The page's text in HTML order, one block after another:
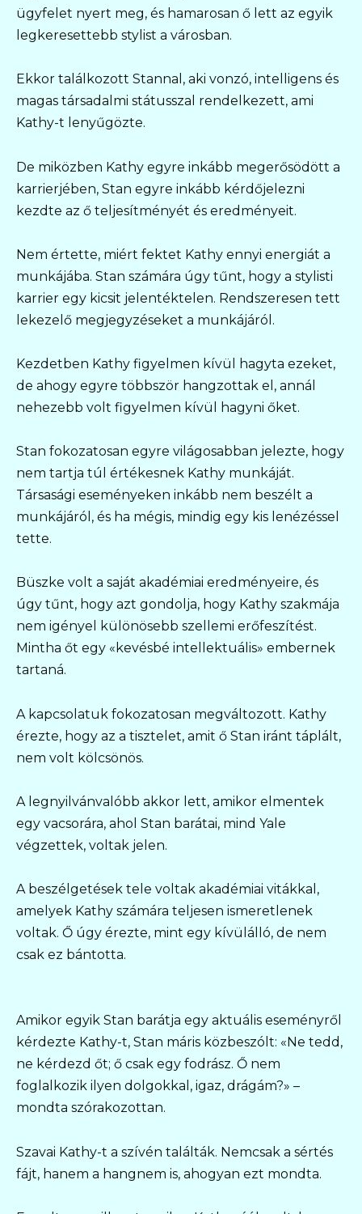
ügyfelet nyert meg, és hamarosan ő lett az egyik
legkeresettebb stylist a városban.
Ekkor találkozott Stannal, aki vonzó, intelligens és
magas társadalmi státusszal rendelkezett, ami
Kathy-t lenyűgözte.
De miközben Kathy egyre inkább megerősödött a
karrierjében, Stan egyre inkább kérdőjelezni
kezdte az ő teljesítményét és eredményeit.
Nem értette, miért fektet Kathy ennyi energiát a
munkájába. Stan számára úgy tűnt, hogy a stylisti
karrier egy kicsit jelentéktelen. Rendszeresen tett
lekezelő megjegyzéseket a munkájáról.
Kezdetben Kathy figyelmen kívül hagyta ezeket,
de ahogy egyre többször hangzottak el, annál
nehezebb volt figyelmen kívül hagyni őket.
Stan fokozatosan egyre világosabban jelezte, hogy
nem tartja túl értékesnek Kathy munkáját.
Társasági eseményeken inkább nem beszélt a
munkájáról, és ha mégis, mindig egy kis lenézéssel
tette.
Büszke volt a saját akadémiai eredményeire, és
úgy tűnt, hogy azt gondolja, hogy Kathy szakmája
nem igényel különösebb szellemi erőfeszítést.
Mintha őt egy «kevésbé intellektuális» embernek
tartaná.
A kapcsolatuk fokozatosan megváltozott. Kathy
érezte, hogy az a tisztelet, amit ő Stan iránt táplált,
nem volt kölcsönös.
A legnyilvánvalóbb akkor lett, amikor elmentek
egy vacsorára, ahol Stan barátai, mind Yale
végzettek, voltak jelen.
A beszélgetések tele voltak akadémiai vitákkal,
amelyek Kathy számára teljesen ismeretlenek
voltak. Ő úgy érezte, mint egy kívülálló, de nem
csak ez bántotta.
Amikor egyik Stan barátja egy aktuális eseményről
kérdezte Kathy-t, Stan máris közbeszólt: «Ne tedd,
ne kérdezd őt; ő csak egy fodrász. Ő nem
foglalkozik ilyen dolgokkal, igaz, drágám?» –
mondta szórakozottan.
Szavai Kathy-t a szívén találták. Nemcsak a sértés
fájt, hanem a hangnem is, ahogyan ezt mondta.